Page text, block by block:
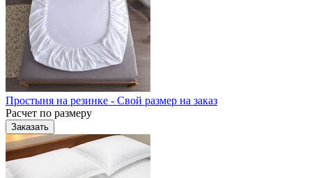
Простыня на резинке - Свой размер на заказ
Расчет по размеру
Заказать